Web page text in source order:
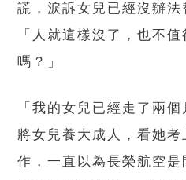
謊，淚訴女兒已經沒辦
「人就這樣沒了，也不
嗎？」
「我的女兒已經走了兩
將女兒養大成人，看她
作，一直以為長榮航空